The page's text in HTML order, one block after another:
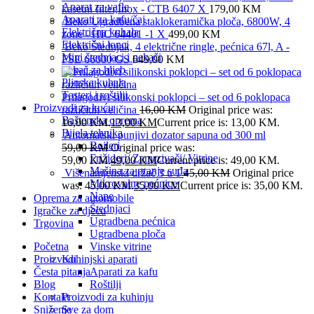
Aparat za vafle
Aparati za kafu/čaj
Električna kuhala
Električni lonci
Mini štednjaci i pekači
Pekač za hljeb
Plinska kuhala
Tosteri i roštilji
Proizvodi za kuću
Baštenska oprema
Bijela tehnika
Bojleri
Frižideri/ Zamrzivači/ Vitrine
Mašina za pranje suđa
Mikrovalne pećnice
Nape
Štednjaci
Ugradbena pećnica
Ugradbena ploča
Vinske vitrine
Kuhinjski aparati
Aparati za kafu
Roštilji
Proizvodi za kuhinju
Sve za dom
kasetni filter,Inox - CTB 6407 X 179,00 KM
Beko Ugradbena staklokeramička ploča, 6800W, 4
zone - HIC 64401 -1 X 499,00 KM
Beko Štednjak, 4 električne ringle, pećnica 67l, A -
FSE 66000 GS649,00 KM
Prilagodivi silikonski poklopci – set od 6 poklopaca
različitih veličina 16,00KM Original price was:
16,00 KM.13,00KMCurrent price is: 13,00 KM.
Automatski punjivi dozator sapuna od 300 ml
59,00KM Original price was:
59,00 KM.49,00KMCurrent price is: 49,00 KM.
Višenamjenski držač 3 u 145,00KM Original price
was: 45,00 KM.35,00KMCurrent price is: 35,00 KM.
Oprema za automobile
Igračke za djecu
Trgovina
Početna
Proizvodi
Česta pitanja
Blog
Kontakt
Sniženje